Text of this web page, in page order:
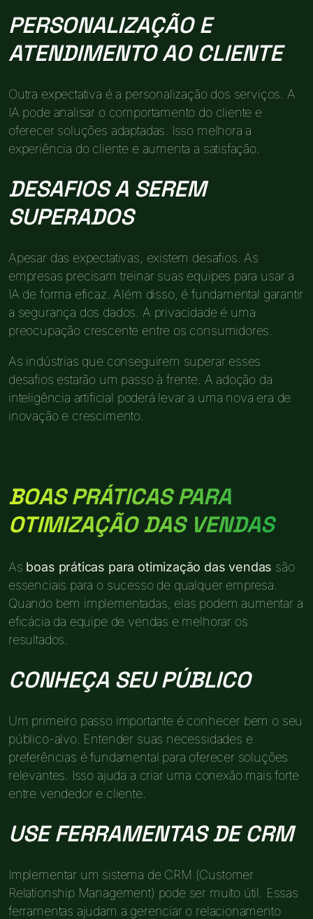
PERSONALIZAÇÃO E
ATENDIMENTO AO CLIENTE
Outra expectativa é a personalização dos serviços. A
IA pode analisar o comportamento do cliente e
oferecer soluções adaptadas. Isso melhora a
experiência do cliente e aumenta a satisfação.
DESAFIOS A SEREM
SUPERADOS
Apesar das expectativas, existem desafios. As
empresas precisam treinar suas equipes para usar a
IA de forma eficaz. Além disso, é fundamental garantir
a segurança dos dados. A privacidade é uma
preocupação crescente entre os consumidores.
As indústrias que conseguirem superar esses
desafios estarão um passo à frente. A adoção da
inteligência artificial poderá levar a uma nova era de
inovação e crescimento.
BOAS PRÁTICAS PARA
OTIMIZAÇÃO DAS VENDAS
As boas práticas para otimização das vendas são
essenciais para o sucesso de qualquer empresa.
Quando bem implementadas, elas podem aumentar a
eficácia da equipe de vendas e melhorar os
resultados.
CONHEÇA SEU PÚBLICO
Um primeiro passo importante é conhecer bem o seu
público-alvo. Entender suas necessidades e
preferências é fundamental para oferecer soluções
relevantes. Isso ajuda a criar uma conexão mais forte
entre vendedor e cliente.
USE FERRAMENTAS DE CRM
Implementar um sistema de CRM (Customer
Relationship Management) pode ser muito útil. Essas
ferramentas ajudam a gerenciar o relacionamento